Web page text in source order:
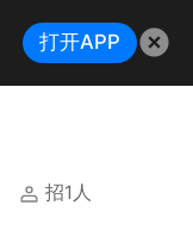
招1人
打开APP